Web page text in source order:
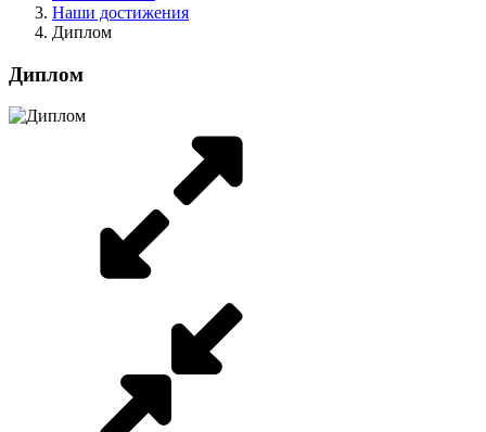
Наши достижения
Диплом
Диплом